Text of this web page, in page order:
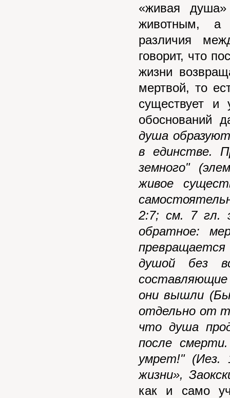
«живая
животным, а
различия
говорит, что
жизни
мертвой, то
существует
обоснований
душа
в единстве.
земного"
живое
2:7; см. 7 гл.
обратное:
душой без
они вышли
отдельно от
что душа
после
умрет!" (Иез.
жизни»,
как и само